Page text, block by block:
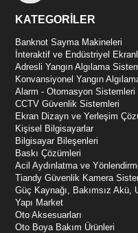
KATEGORİLER
Banknot Sayma Makineleri
İnteraktif ve Endüstriyel
Adresli Yangın Algılama
Konvansiyonel Yangın
Alarm - Otomasyon Sistemleri
CCTV Güvenlik Sistemleri
Ekran Dizayn ve Yerleşim
Kişisel Bilgisayarlar
Bilgisayar Bileşenleri
Baskı Çözümleri
Acil Aydınlatma ve
Tiandy Güvenlik Kamera
Güç Kaynağı, Bakımsız Akü,
Yapı Market
Oto Aksesuarları
Oto Boya Bakım Ürünleri